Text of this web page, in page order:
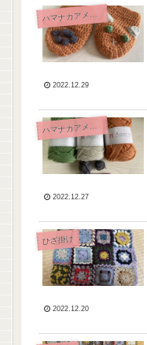
ハ
マナカアメリー
2022.12.29
ハ
マナカアメリー
2022.12.27
ひざ掛け
2022.12.20